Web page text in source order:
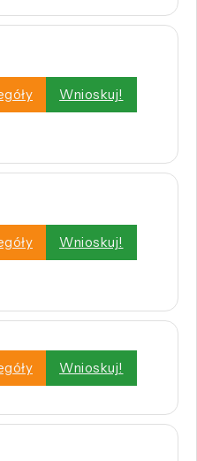
Wnioskuj!
Wnioskuj!
Wnioskuj!